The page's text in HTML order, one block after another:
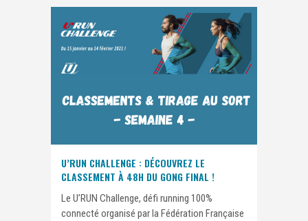
U’RUN CHALLENGE : DÉCOUVREZ LE
CLASSEMENT À 48H DU GONG FINAL !
Le U’RUN Challenge, défi running 100%
connecté organisé par la Fédération Française